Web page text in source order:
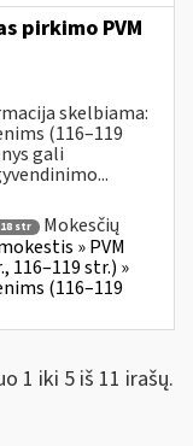
pirkimo PVM
skelbiama:
(116–119
gali
str
Mokesčių
» PVM
116–119 str.) »
(116–119
1 iki 5 iš 11 irašų.